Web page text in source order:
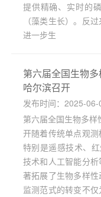
提供精确、实时的
（藻类生长）。反
进一步生
第六届全国生物
哈尔滨召开
发布时间：2025-06-
第六届全国生物多
开随着传统单点观测
特别是遥感技术、
技术和人工智能分
著拓展了生物多样
监测范式的转变不